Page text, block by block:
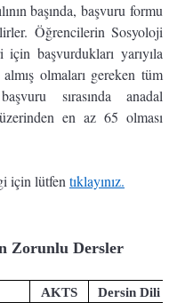
başında, başvuru formu
Öğrencilerin Sosyoloji
için başvurdukları yarıyıla
olmaları gereken tüm
sırasında anadal
en az 65 olması
için lütfen tıklayınız.
Zorunlu Dersler
AKTS
Dersin Dili